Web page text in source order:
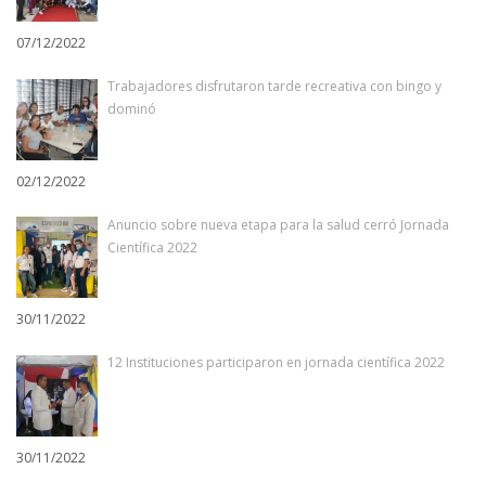
07/12/2022
Trabajadores disfrutaron tarde recreativa con bingo y
dominó
02/12/2022
Anuncio sobre nueva etapa para la salud cerró Jornada
Científica 2022
30/11/2022
12 Instituciones participaron en jornada científica 2022
30/11/2022